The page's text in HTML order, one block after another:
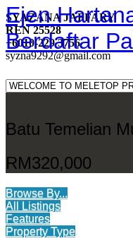
Ejen
Berdaftar
SYAZANA JAFFARY
REN 25528
+6010-229 3756
syzna9292@gmail.com
Batu Temelian
RM320,000
Browse By...
All Listings
Features
Property Type